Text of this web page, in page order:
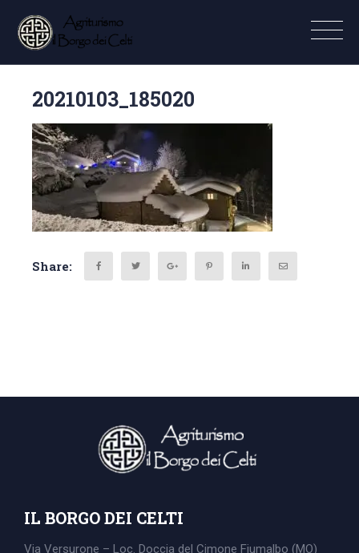
20210103_185020
Share:
IL BORGO DEI CELTI
Via Versurone – Loc. Doccia del Cimone Fiumalbo (MO)